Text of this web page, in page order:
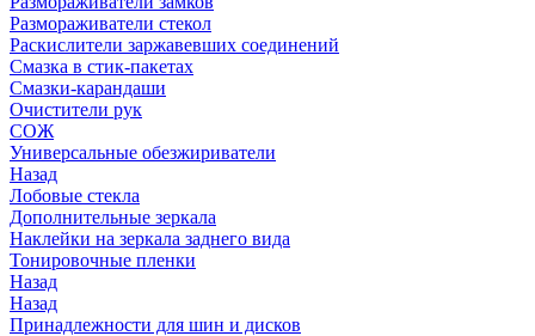
Размораживатели стекол
Раскислители заржавевших соединений
Смазка в стик-пакетах
Смазки-карандаши
Очистители рук
СОЖ
Универсальные обезжириватели
Назад
Лобовые стекла
Дополнительные зеркала
Наклейки на зеркала заднего вида
Тонировочные пленки
Назад
Назад
Принадлежности для шин и дисков